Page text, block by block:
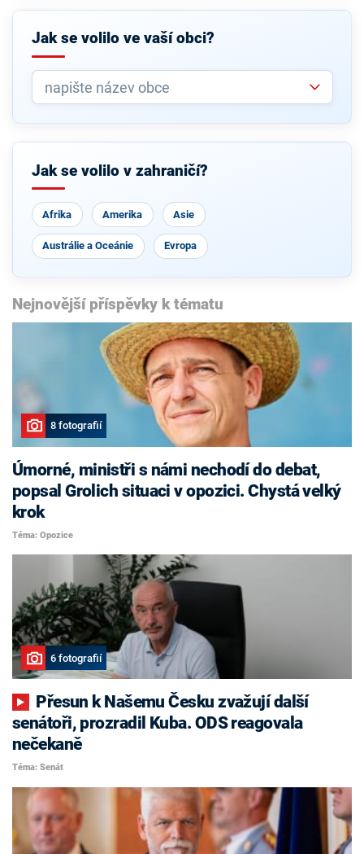
Jak se volilo ve vaší obci?
Jak se volilo v zahraničí?
Afrika Amerika Asie
Austrálie a Oceánie Evropa
Nejnovější příspěvky k tématu
8 fotografií
Úmorné, ministři s námi nechodí do debat,
popsal Grolich situaci v opozici. Chystá velký
krok
Téma: Opozice
6 fotografií
senátoři, prozradil Kuba. ODS reagovala
nečekaně
Téma: Senát